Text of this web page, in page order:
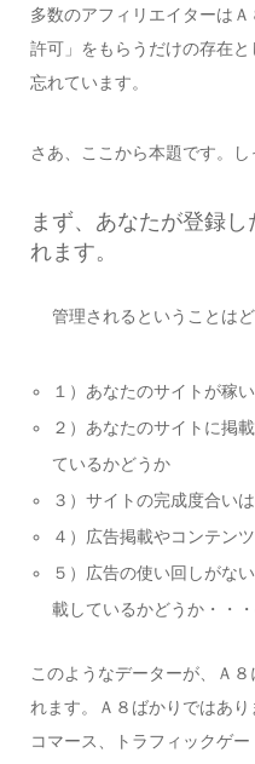
多数のアフィリエイターは
許可」をもらうだけの存在と
忘れています。
さあ、ここから本題です。し
まず、あなたが登録
れます。
管理されるということは
１）あなたのサイトが稼
２）あなたのサイトに掲
ているかどうか
３）サイトの完成度合い
４）広告掲載やコンテン
５）広告の使い回しがな
載しているかどうか・・
このようなデーターが、Ａ
れます。Ａ８ばかりではあ
コマース、トラフィックゲ